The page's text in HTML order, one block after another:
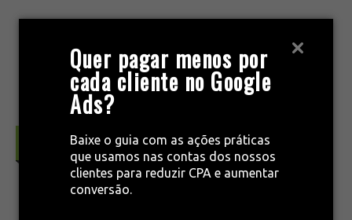
Quer pagar menos por
cada cliente no Google
Ads?
Baixe o guia com as ações práticas
que usamos nas contas dos nossos
clientes para reduzir CPA e aumentar
conversão.
Conversão & Retenção